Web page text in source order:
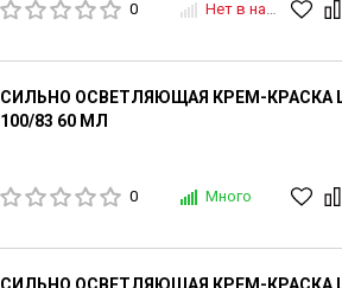
0 Нет в наличии
СИЛЬНО ОСВЕТЛЯЮЩАЯ КРЕМ-КРАСКА
100/83 60 МЛ
0 Много
СИЛЬНО ОСВЕТЛЯЮЩАЯ КРЕМ-КРАСКА